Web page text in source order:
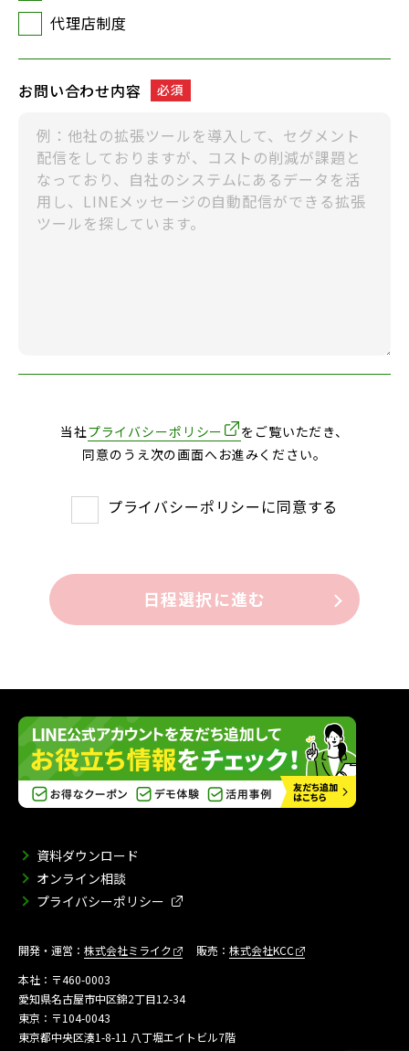
代理店制度
お問い合わせ内容 必須
当社プライバシーポリシー
をご覧いただき、
同意のうえ次の画面へお進みください。
プライバシーポリシーに同意する
日程選択に進む
資料ダウンロード
オンライン相談
プライバシーポリシー
開発・運営： 株式会社ミライク 販売： 株式会社KCC
本社：〒460-0003
愛知県名古屋市中区錦2丁目12-34
東京：〒104-0043
東京都中央区湊1-8-11 八丁堀エイトビル7階